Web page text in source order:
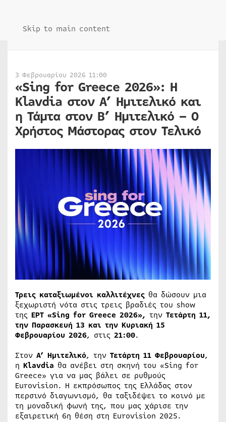
Skip to main content
3 Φεβρουαρίου 2026 11:00
«Sing for Greece 2026»: Η
Klavdia στον Α’ Ημιτελικό και
η Τάμτα στον Β’ Ημιτελικό – Ο
Χρήστος Μάστορας στον Τελικό
Τρεις καταξιωμένοι καλλιτέχνες θα δώσουν μια
ξεχωριστή νότα στις τρεις βραδιές του show
της ΕΡΤ «Sing for Greece 2026», την Τετάρτη 11,
την Παρασκευή 13 και την Κυριακή 15
Φεβρουαρίου 2026, στις 21:00.
Στον Α’ Ημιτελικό, την Τετάρτη 11 Φεβρουαρίου,
η Klavdia θα ανέβει στη σκηνή του «Sing for
Greece» για να μας βάλει σε ρυθμούς
Eurovision. Η εκπρόσωπος της Ελλάδας στον
περσινό διαγωνισμό, θα ταξιδέψει το κοινό με
τη μοναδική φωνή της, που μας χάρισε την
εξαιρετική 6η θέση στη Eurovision 2025.